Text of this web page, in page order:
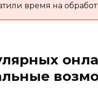
время на